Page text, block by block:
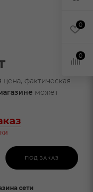
цена, фактическая
может
ПОД ЗАКАЗ
сети
0
0